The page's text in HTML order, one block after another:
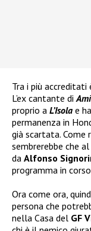
Tra i più
L’ex cantante di
proprio a L’Isola e
permanenza in
già scartata. Come
sembrerebbe che
da Alfonso
programma in
Ora come ora,
persona che
nella Casa del GF